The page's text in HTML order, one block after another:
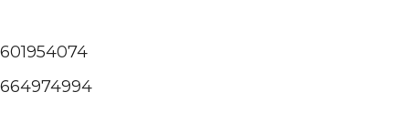
601954074
664974994